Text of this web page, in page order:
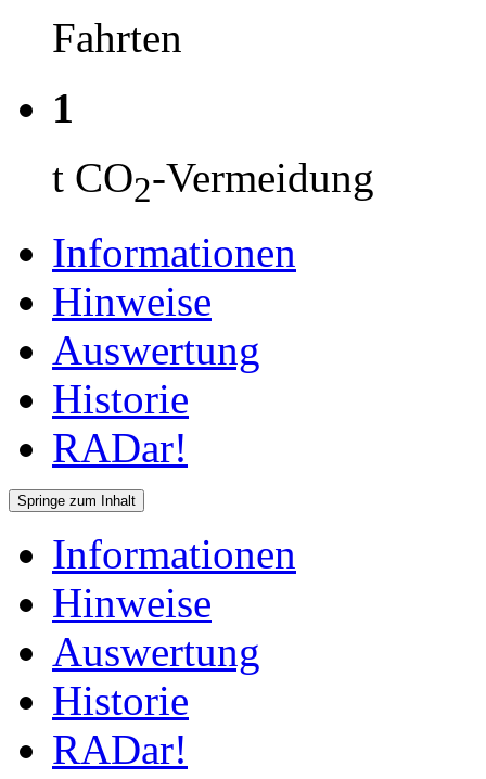
Fahrten
1
t CO2-Vermeidung
Informationen
Hinweise
Auswertung
Historie
RADar!
Springe zum Inhalt
Informationen
Hinweise
Auswertung
Historie
RADar!